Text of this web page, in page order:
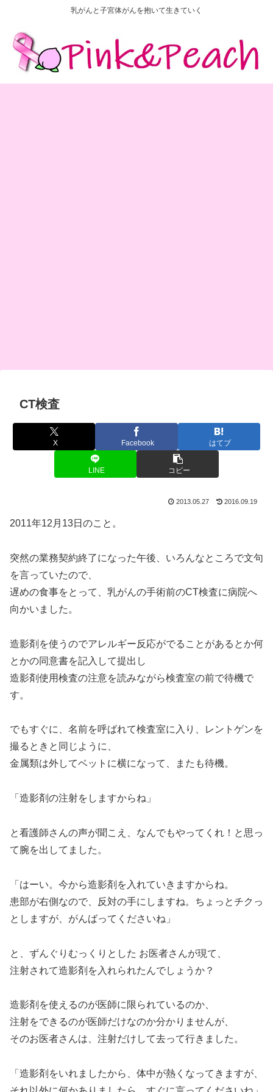
乳がんと子宮体がんを抱いて生きていく
CT検査
X Facebook はてブ
LINE コピー
2013.05.27 2016.09.19
2011年12月13日のこと。
突然の業務契約終了になった午後、いろんなところで文句
を言っていたので、
遅めの食事をとって、乳がんの手術前のCT検査に病院へ
向かいました。
造影剤を使うのでアレルギー反応がでることがあるとか何
とかの同意書を記入して提出し
造影剤使用検査の注意を読みながら検査室の前で待機で
す。
でもすぐに、名前を呼ばれて検査室に入り、レントゲンを
撮るときと同じように、
金属類は外してベットに横になって、またも待機。
「造影剤の注射をしますからね」
と看護師さんの声が聞こえ、なんでもやってくれ！と思っ
て腕を出してました。
「はーい。今から造影剤を入れていきますからね。
患部が右側なので、反対の手にしますね。ちょっとチクっ
としますが、がんばってくださいね」
と、ずんぐりむっくりとした お医者さんが現て、
注射されて造影剤を入れられたんでしょうか？
造影剤を使えるのが医師に限られているのか、
注射をできるのが医師だけなのか分かりませんが、
そのお医者さんは、注射だけして去って行きました。
「造影剤をいれましたから、体中が熱くなってきますが、